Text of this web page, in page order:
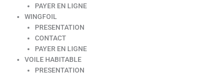
PAYER EN LIGNE
WINGFOIL
PRESENTATION
CONTACT
PAYER EN LIGNE
VOILE HABITABLE
PRESENTATION